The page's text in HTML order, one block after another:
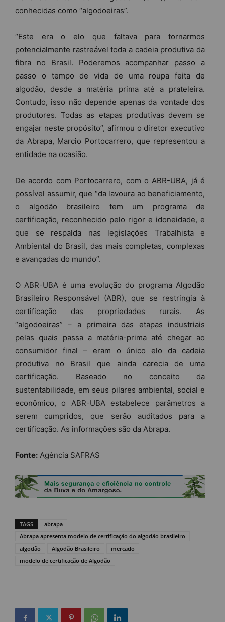
conhecidas como “algodoeiras”.
“Este era o elo que faltava para tornarmos
potencialmente rastreável toda a cadeia produtiva da
fibra no Brasil. Poderemos acompanhar passo a
passo o tempo de vida de uma roupa feita de
algodão, desde a matéria prima até a prateleira.
Contudo, isso não depende apenas da vontade dos
produtores. Todas as etapas produtivas devem se
engajar neste propósito”, afirmou o diretor executivo
da Abrapa, Marcio Portocarrero, que representou a
entidade na ocasião.
De acordo com Portocarrero, com o ABR-UBA, já é
possível assumir, que “da lavoura ao beneficiamento,
o algodão brasileiro tem um programa de
certificação, reconhecido pelo rigor e idoneidade, e
que se respalda nas legislações Trabalhista e
Ambiental do Brasil, das mais completas, complexas
e avançadas do mundo”.
O ABR-UBA é uma evolução do programa Algodão
Brasileiro Responsável (ABR), que se restringia à
certificação das propriedades rurais. As
“algodoeiras” – a primeira das etapas industriais
pelas quais passa a matéria-prima até chegar ao
consumidor final – eram o único elo da cadeia
produtiva no Brasil que ainda carecia de uma
certificação. Baseado no conceito da
sustentabilidade, em seus pilares ambiental, social e
econômico, o ABR-UBA estabelece parâmetros a
serem cumpridos, que serão auditados para a
certificação. As informações são da Abrapa.
Fonte: Agência SAFRAS
TAGS
abrapa
Abrapa apresenta modelo de certificação do algodão brasileiro
algodão
Algodão Brasileiro
mercado
modelo de certificação de Algodão